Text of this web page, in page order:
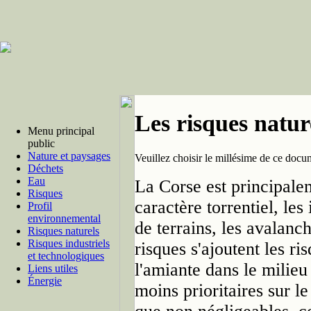
Menu principal
public
Nature et paysages
Déchets
Eau
Risques
Profil
environnemental
Risques naturels
Risques industriels
et technologiques
Liens utiles
Énergie
Les risques
Veuillez choisir le millésime de ce
La Corse est
caractère torrentiel, les
de terrains, les
risques s'ajoutent les
l'amiante dans le
moins prioritaires sur